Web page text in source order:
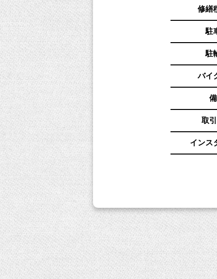
修繕
駐
駐
バイ
取
インス